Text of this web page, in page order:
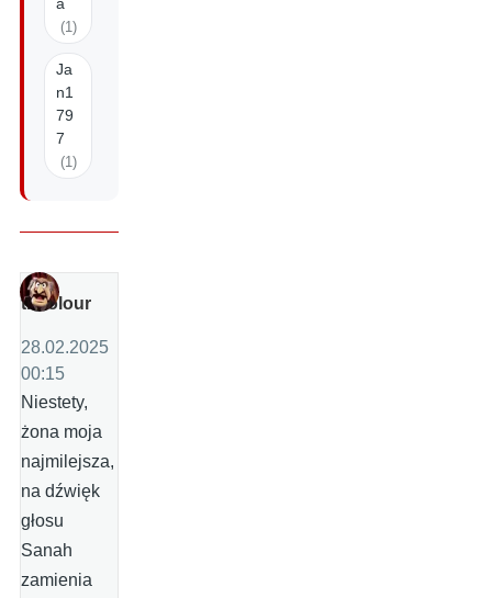
(1)
Ja
n1
79
7
(1)
tricolour
28.02.2025
00:15
Niestety,
żona moja
najmilejsza,
na dźwięk
głosu
Sanah
zamienia